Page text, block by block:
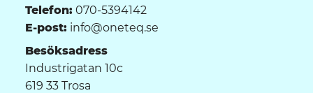
Telefon: 070-5394142
E-post: info@oneteq.se
Besöksadress
Industrigatan 10c
619 33 Trosa